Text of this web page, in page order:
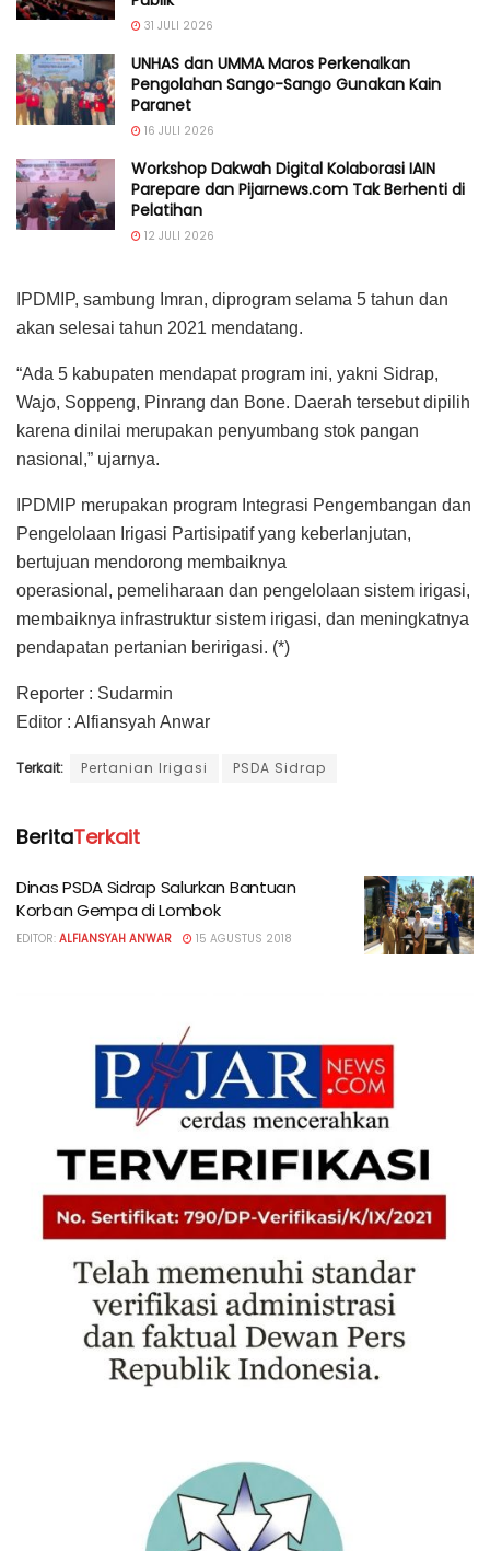
31 JULI 2026
UNHAS dan UMMA Maros Perkenalkan
Pengolahan Sango-Sango Gunakan Kain
Paranet
16 JULI 2026
Workshop Dakwah Digital Kolaborasi IAIN
Parepare dan Pijarnews.com Tak Berhenti di
Pelatihan
12 JULI 2026
IPDMIP, sambung Imran, diprogram selama 5 tahun dan
akan selesai tahun 2021 mendatang.
“Ada 5 kabupaten mendapat program ini, yakni Sidrap,
Wajo, Soppeng, Pinrang dan Bone. Daerah tersebut dipilih
karena dinilai merupakan penyumbang stok pangan
nasional,” ujarnya.
IPDMIP merupakan program Integrasi Pengembangan dan
Pengelolaan Irigasi Partisipatif yang keberlanjutan,
bertujuan mendorong membaiknya
operasional, pemeliharaan dan pengelolaan sistem irigasi,
membaiknya infrastruktur sistem irigasi, dan meningkatnya
pendapatan pertanian beririgasi. (*)
Reporter : Sudarmin
Editor : Alfiansyah Anwar
Terkait: Pertanian Irigasi PSDA Sidrap
BeritaTerkait
Dinas PSDA Sidrap Salurkan Bantuan
Korban Gempa di Lombok
EDITOR: ALFIANSYAH ANWAR 15 AGUSTUS 2018